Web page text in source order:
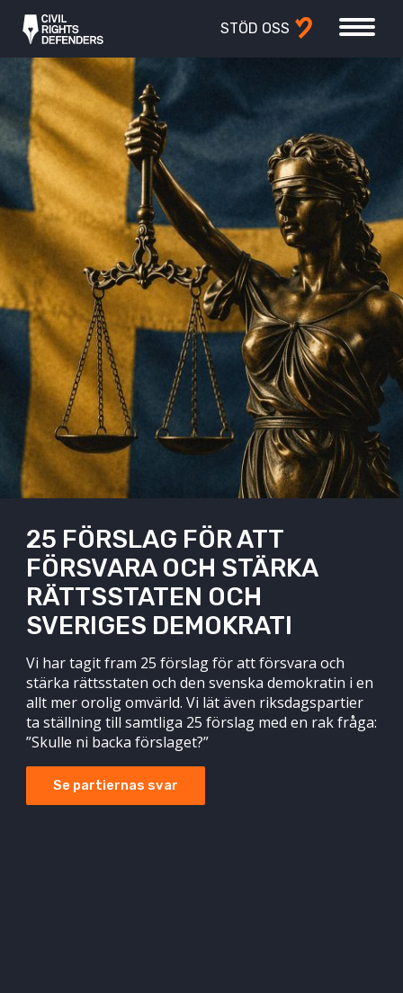
STÖD OSS
25 FÖRSLAG FÖR ATT
FÖRSVARA OCH STÄRKA
RÄTTSSTATEN OCH
SVERIGES DEMOKRATI
Vi har tagit fram 25 förslag för att försvara och
stärka rättsstaten och den svenska demokratin i en
allt mer orolig omvärld. Vi lät även riksdagspartier
ta ställning till samtliga 25 förslag med en rak fråga:
”Skulle ni backa förslaget?”
Se partiernas svar